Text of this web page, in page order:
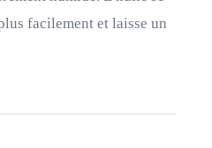
facilement et laisse un